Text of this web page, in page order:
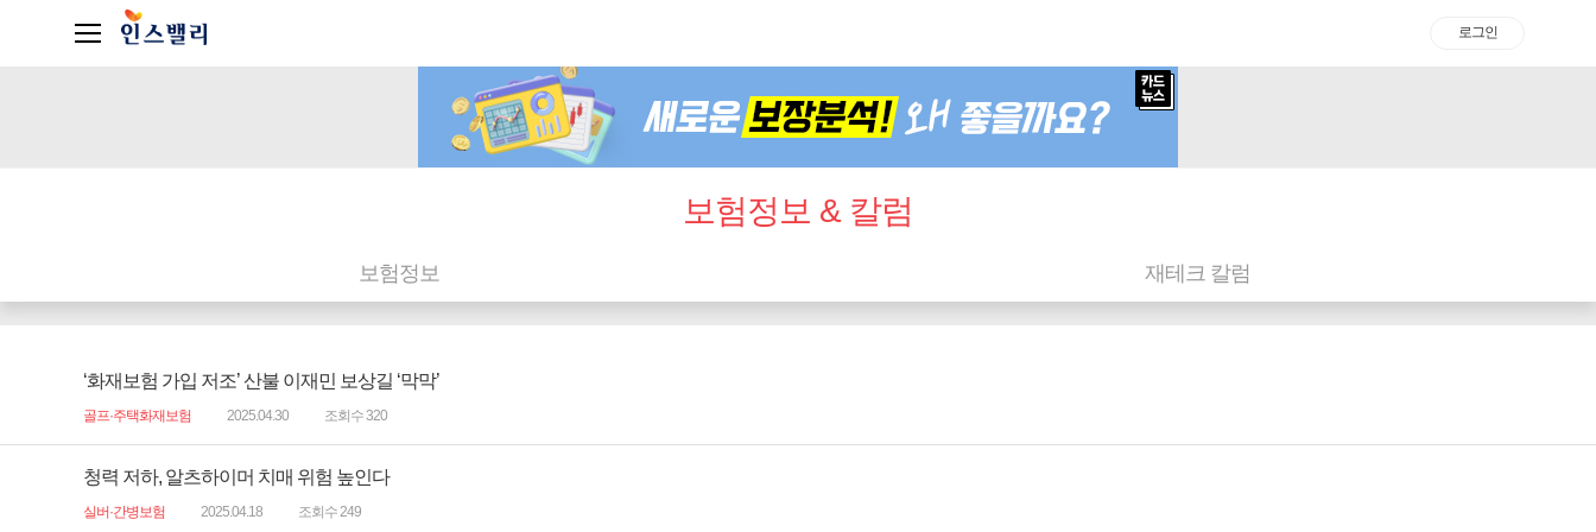
로그인
보험정보 & 칼럼
보험정보 재테크 칼럼
‘화재보험 가입 저조’ 산불 이재민 보상길 ‘막막’
골프·주택화재보험 2025.04.30 조회수 320
청력 저하, 알츠하이머 치매 위험 높인다
실버·간병보험 2025.04.18 조회수 249